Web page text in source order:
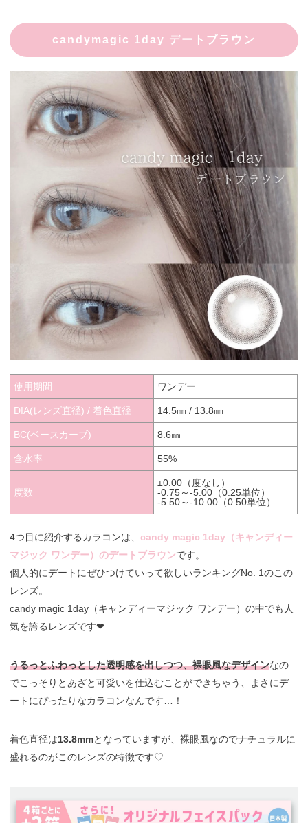
candymagic 1day デートブラウン
使用期間 ワンデー
DIA(レンズ直径) / 着色直径 14.5㎜ / 13.8㎜
BC(ベースカーブ) 8.6㎜
含水率 55%
度数
±0.00（度なし）
-0.75～-5.00（0.25単位）
-5.50～-10.00（0.50単位）
4つ目に紹介するカラコンは、candy magic 1day（キャンディー
マジック ワンデー）のデートブラウンです。
個人的にデートにぜひつけていって欲しいランキングNo. 1のこの
レンズ。
candy magic 1day（キャンディーマジック ワンデー）の中でも人
気を誇るレンズです❤︎
うるっとふわっとした透明感を出しつつ、裸眼風なデザインなの
でこっそりとあざと可愛いを仕込むことができちゃう、まさにデ
ートにぴったりなカラコンなんです…！
着色直径は13.8mmとなっていますが、裸眼風なのでナチュラルに
盛れるのがこのレンズの特徴です♡